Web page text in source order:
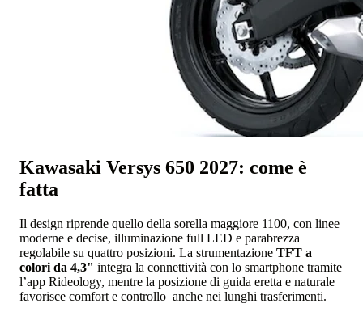
Kawasaki Versys 650 2027: come è
fatta
Il design riprende quello della sorella maggiore 1100, con linee
moderne e decise, illuminazione full LED e parabrezza
regolabile su quattro posizioni. La strumentazione TFT a
colori da 4,3" integra la connettività con lo smartphone tramite
l’app Rideology, mentre la posizione di guida eretta e naturale
favorisce comfort e controllo anche nei lunghi trasferimenti.